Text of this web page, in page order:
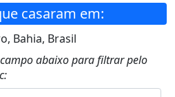
casaram em:
Bahia, Brasil
abaixo para filtrar pelo